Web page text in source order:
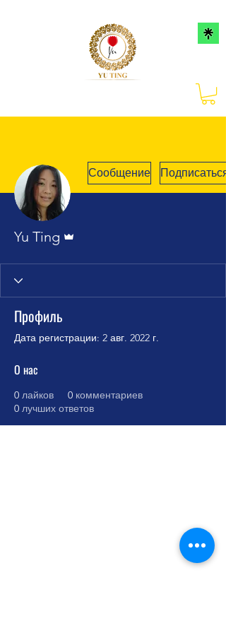
Сообщение Подписаться
Yu Ting
Профиль
Дата регистрации: 2 авг. 2022 г.
О нас
0 лайков 0 комментариев
0 лучших ответов
Termos e Condições Política da loja Política